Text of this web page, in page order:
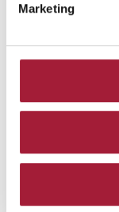
Marketing